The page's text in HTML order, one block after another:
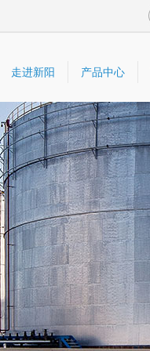
走进新阳 产品中心